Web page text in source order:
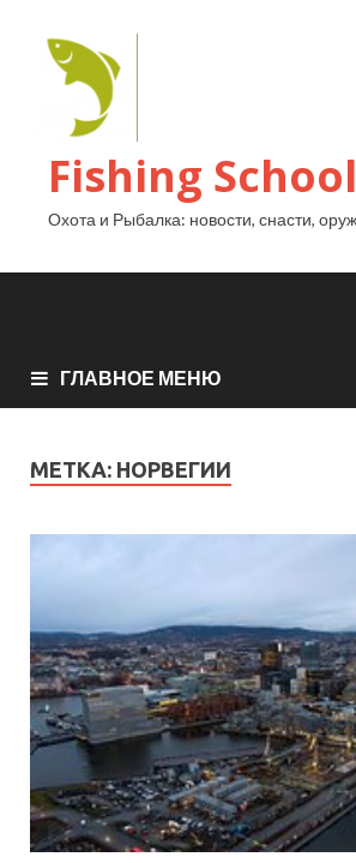
Fishing
Охота и Рыбалка: новости, снасти,
ГЛАВНОЕ МЕНЮ
МЕТКА: НОРВЕГИИ